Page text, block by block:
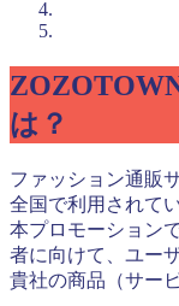
は？
ファッション通販
全国で利用されて
本プロモーション
者に向けて、ユー
貴社の商品（サー